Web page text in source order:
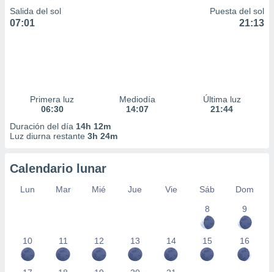
Salida del sol
07:01
Puesta del sol
21:13
Primera luz
06:30
Mediodía
14:07
Última luz
21:44
Duración del día 14h 12m
Luz diurna restante 3h 24m
Calendario lunar
Lun Mar Mié Jue Vie Sáb
Dom
8
9
10 11 12 13 14 15 16